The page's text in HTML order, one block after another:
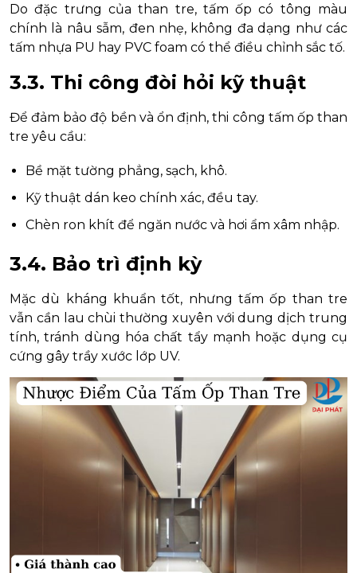
Do đặc trưng của than tre, tấm ốp có tông màu
chính là nâu sẫm, đen nhẹ, không đa dạng như các
tấm nhựa PU hay PVC foam có thể điều chỉnh sắc tố.
3.3. Thi công đòi hỏi kỹ thuật
Để đảm bảo độ bền và ổn định, thi công tấm ốp than
tre yêu cầu:
Bề mặt tường phẳng, sạch, khô.
Kỹ thuật dán keo chính xác, đều tay.
Chèn ron khít để ngăn nước và hơi ẩm xâm nhập.
3.4. Bảo trì định kỳ
Mặc dù kháng khuẩn tốt, nhưng tấm ốp than tre
vẫn cần lau chùi thường xuyên với dung dịch trung
tính, tránh dùng hóa chất tẩy mạnh hoặc dụng cụ
cứng gây trầy xước lớp UV.